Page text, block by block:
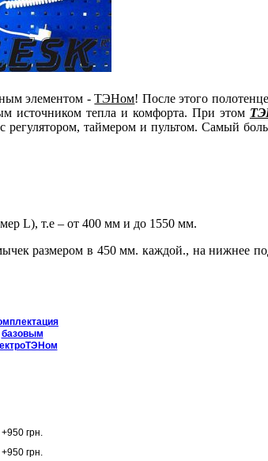
элементом -ТЭНом! После этого
источником тепла и комфорта. При этом
регулятором, таймером и пультом. Самый
L), т.е – от 400 мм и до 1550 мм.
размером в 450 мм. каждой., на нижнее
базовым
+950 грн.
+950 грн.